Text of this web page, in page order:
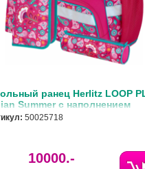
ранец Herlitz LOOP
Summer с наполнением
50025718
10000.-